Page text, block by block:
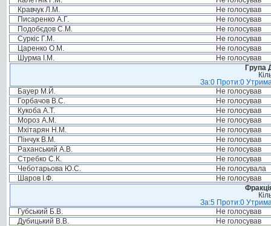
Кравчук Л.М.
Не голосував
Писаренко А.Г.
Не голосував
Подобєдов С.М.
Не голосував
Суркіс Г.М.
Не голосував
Царенко О.М.
Не голосував
Шурма І.М.
Не голосував
Група
За:0 Проти:0
Бауер М.Й.
Не голосував
Горбачов В.С.
Не голосував
Кукоба А.Т.
Не голосував
Мороз А.М.
Не голосував
Мхітарян Н.М.
Не голосував
Пінчук В.М.
Не голосував
Раханський А.В.
Не голосував
Стребко С.К.
Не голосував
Чеботарьова Ю.С.
Не голосувала
Шаров І.Ф.
Не голосував
За:5 Проти:0
Губський Б.В.
Не голосував
Дубицький В.В.
Не голосував